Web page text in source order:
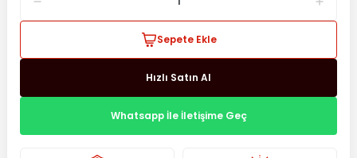
Sepete Ekle
Hızlı Satın Al
Whatsapp İle İletişime Geç